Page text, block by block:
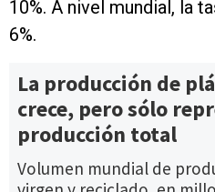
10%. A nivel mundial, la
6%.